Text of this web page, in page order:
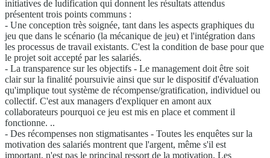
initiatives de ludification qui donnent les résultats attendus
présentent trois points communs :
- Une conception très soignée, tant dans les aspects graphiques du
jeu que dans le scénario (la mécanique de jeu) et l'intégration dans
les processus de travail existants. C'est la condition de base pour que
le projet soit accepté par les salariés.
- La transparence sur les objectifs - Le management doit être soit
clair sur la finalité poursuivie ainsi que sur le dispositif d'évaluation
qu'implique tout système de récompense/gratification, individuel ou
collectif. C'est aux managers d'expliquer en amont aux
collaborateurs pourquoi ce jeu est mis en place et comment il
fonctionne. ..
- Des récompenses non stigmatisantes - Toutes les enquêtes sur la
motivation des salariés montrent que l'argent, même s'il est
important, n'est pas le principal ressort de la motivation. Les